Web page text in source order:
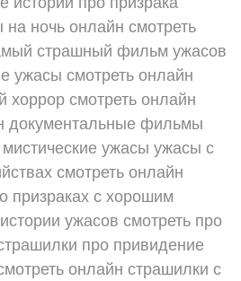
ночь онлайн смотреть
страшный фильм ужасов
ужасы смотреть онлайн
смотреть онлайн
документальные фильмы
ужасы ужасы с
смотреть онлайн
призраках с хорошим
ужасов смотреть про
про привидение
онлайн страшилки с